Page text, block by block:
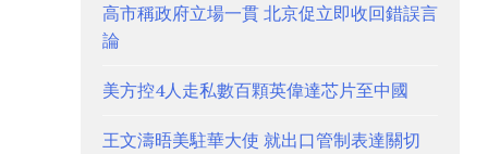
高市稱政府立場一貫 北京促立即收回錯誤言
論
美方控4人走私數百顆英偉達芯片至中國
王文濤晤美駐華大使 就出口管制表達關切